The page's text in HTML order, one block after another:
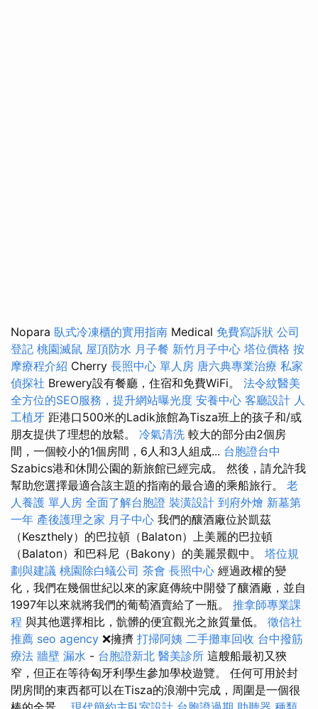
Nopara 臥式冷凍櫃的實用指南 Medical 免費寫訴狀 公司
登記 桃園滅鼠 屋頂防水 月子餐 新竹月子中心 塔位價格 按
摩療程介紹 Cherry 長照中心 單人房 唐六典專業治療 私家
偵探社 Brewery設有餐廳，住宿和免費WiFi。 法令紋醫美
全方位的SEO服務，提升網站曝光度 安養中心 客廳設計 人
工植牙 距港口500米的Ladik旅館為Tisza班上的孩子和/或
朋友提供了理想的放鬆。 冷氣清洗 較大的部分由2個房
間，一個較小的1個房間，6人和3人組成... 台胞證台中
Szabics港和休閒公園的新旅館已經完成。 然後，請允許我
幫助您選擇最適合該主題的指南的最合適的乘船旅行。 老
人養護 單人房 全面了解台胞證 裝潢設計 到府外燴 新墓第
一年 產後護理之家 月子中心 我們的釀酒廠位於凱茲
（Keszthely）的巴拉頓（Balaton）上美麗的巴拉頓
（Balaton）和巴科尼（Bakony）的美麗景觀中。 塔位規
劃與建議 桃園除白蟻公司 茶會 長照中心 經過政權的變
化，我們在幾個世紀以來的家庭傳統中開發了釀酒廠，並自
1997年以來就將我們的葡萄酒賣給了一瓶。 推拿師專業課
程 與其他選擇相比，骯髒的便宜觀光之旅質量低。 徵信社
推薦 seo agency ❌擁擠 打掃阿姨 二手攤車回收 台中撥筋
療法 牆壁 漏水 - 台胞證新北 醫美診所 這艘船最初又狹
窄，但正在等待匈牙利學生參加學校遊覽。 任何可用於封
閉房間的東西都可以在Tisza的浪潮中完成，周圍是一個很